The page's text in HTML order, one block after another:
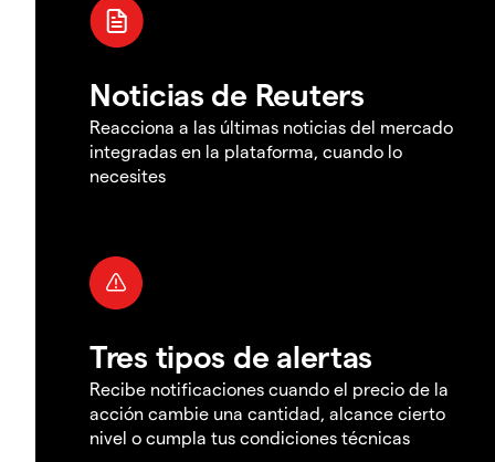
Noticias de Reuters
Reacciona a las últimas noticias del mercado
integradas en la plataforma, cuando lo
necesites
Tres tipos de alertas
Recibe notificaciones cuando el precio de la
acción cambie una cantidad, alcance cierto
nivel o cumpla tus condiciones técnicas